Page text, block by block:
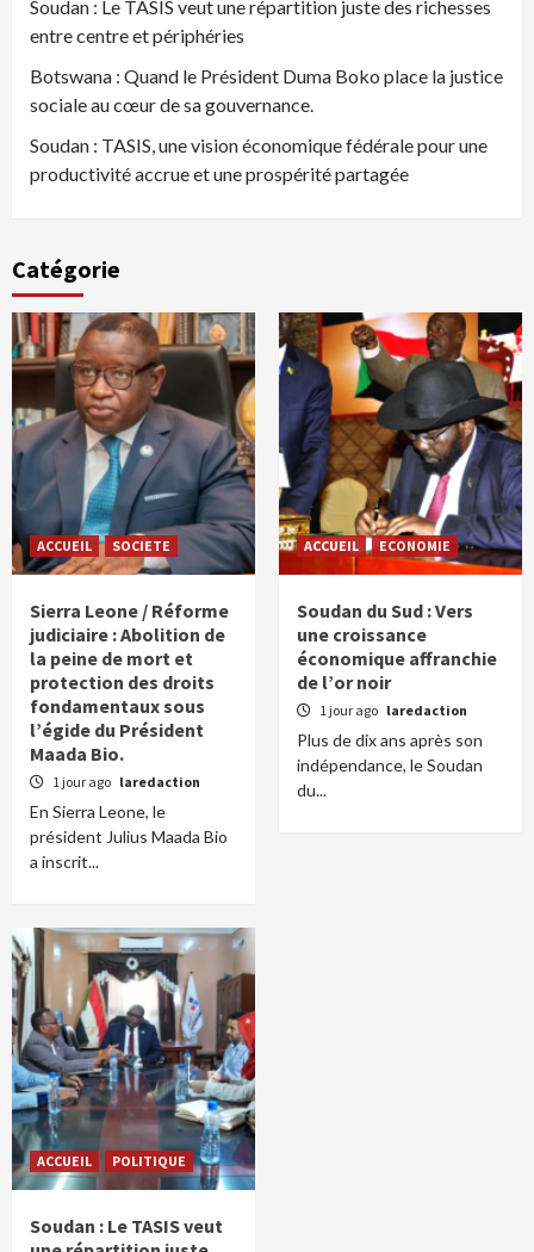
Soudan : Le TASIS veut une répartition juste des richesses
entre centre et périphéries
Botswana : Quand le Président Duma Boko place la justice
sociale au cœur de sa gouvernance.
Soudan : TASIS, une vision économique fédérale pour une
productivité accrue et une prospérité partagée
Catégorie
ACCUEIL SOCIETE
Sierra Leone / Réforme
judiciaire : Abolition de
la peine de mort et
protection des droits
fondamentaux sous
l’égide du Président
Maada Bio.
1 jour ago laredaction
En Sierra Leone, le
président Julius Maada Bio
a inscrit...
ACCUEIL ECONOMIE
Soudan du Sud : Vers
une croissance
économique affranchie
de l’or noir
1 jour ago laredaction
Plus de dix ans après son
indépendance, le Soudan
du...
ACCUEIL POLITIQUE
Soudan : Le TASIS veut